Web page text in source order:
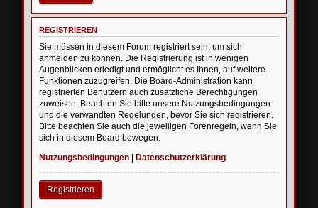
REGISTRIEREN
Sie müssen in diesem Forum registriert sein, um sich
anmelden zu können. Die Registrierung ist in wenigen
Augenblicken erledigt und ermöglicht es Ihnen, auf weitere
Funktionen zuzugreifen. Die Board-Administration kann
registrierten Benutzern auch zusätzliche Berechtigungen
zuweisen. Beachten Sie bitte unsere Nutzungsbedingungen
und die verwandten Regelungen, bevor Sie sich registrieren.
Bitte beachten Sie auch die jeweiligen Forenregeln, wenn Sie
sich in diesem Board bewegen.
Nutzungsbedingungen |Datenschutzerklärung
Registrieren